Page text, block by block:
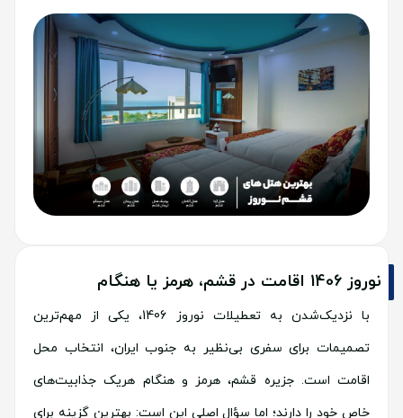
نوروز 1406 اقامت در قشم، هرمز یا هنگام
با نزدیک‌شدن به تعطیلات نوروز 1406، یکی از مهم‌ترین
تصمیمات برای سفری بی‌نظیر به جنوب ایران، انتخاب محل
اقامت است. جزیره قشم، هرمز و هنگام هریک جذابیت‌های
خاص خود را دارند؛ اما سؤال اصلی این است: بهترین گزینه برای